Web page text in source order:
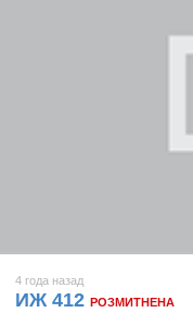
4 года назад
ИЖ 412 РОЗМИТНЕНА